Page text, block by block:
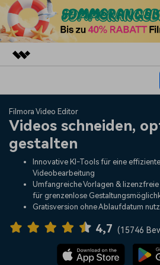
Dienstprogramme
Business
Überblick
Lösungen
Über uns
Presseraum
Support
Produkte
Plattformen
Funktionen
Assets
KI
Video/Foto
Audio
Lösungen
Soziale Medien
Marketing & Business
Lifestyle & Spaß
Ressourcen
Video-Prompts
Über 100 heiße Video-
Hilfe-Center
Erste Schritte
Filmora Video Editor
Videos schneiden,
gestalten
Innovative KI-Tools für eine
Videobearbeitung
Umfangreiche Vorlagen &
für grenzenlose
Gratisversion ohne Ablaufdatum
4,7 (15746